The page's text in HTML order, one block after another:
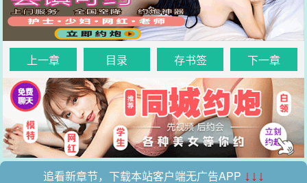
上一章 目录 存书签 下一章
追看新章节，下载本站客户端无广告APP ↓↓↓